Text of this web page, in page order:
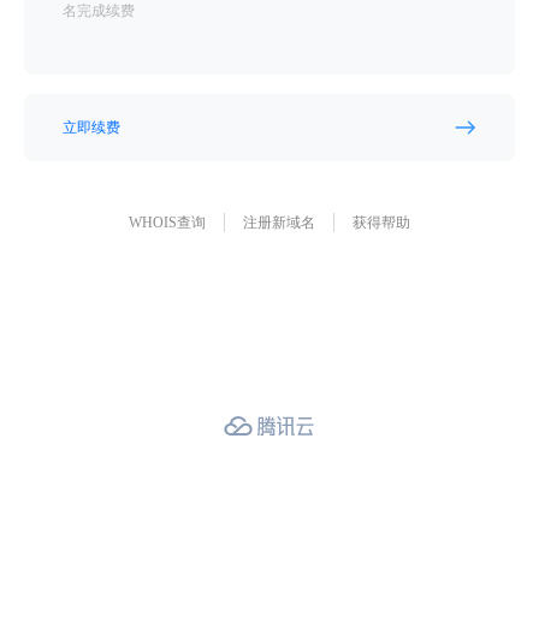
名完成续费
立即续费
WHOIS查询 注册新域名 获得帮助